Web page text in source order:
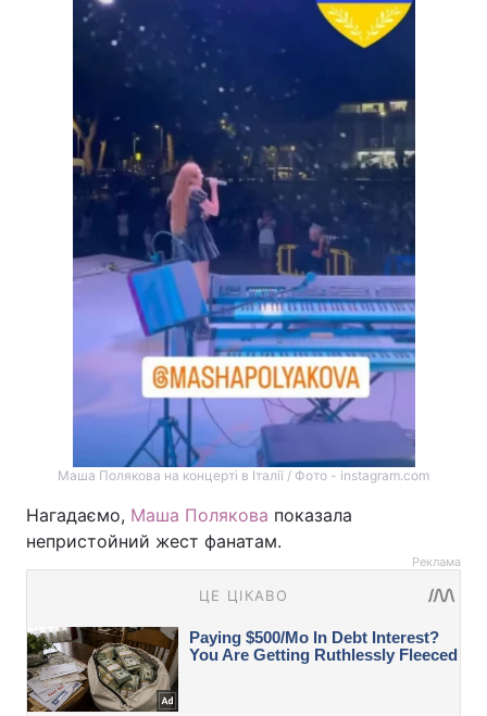
Маша Полякова на концерті в Італії / Фото - instagram.com
Нагадаємо, Маша Полякова показала
непристойний жест фанатам.
Реклама